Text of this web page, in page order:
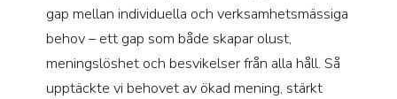
gap mellan individuella och verksamhetsmässiga
behov – ett gap som både skapar olust,
meningslöshet och besvikelser från alla håll. Så
upptäckte vi behovet av ökad mening, stärkt